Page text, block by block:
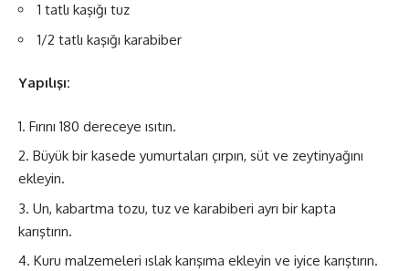
1 tatlı kaşığı tuz
1/2 tatlı kaşığı karabiber
Yapılışı:
Fırını 180 dereceye ısıtın.
Büyük bir kasede yumurtaları çırpın, süt ve zeytinyağını
ekleyin.
Un, kabartma tozu, tuz ve karabiberi ayrı bir kapta
karıştırın.
Kuru malzemeleri ıslak karışıma ekleyin ve iyice karıştırın.